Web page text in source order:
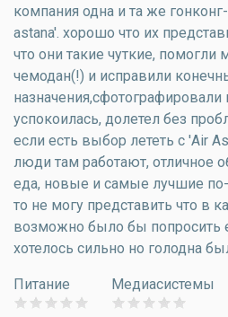
компания одна и та же
astana'. хорошо что их
что они такие чуткие,
чемодан(!) и исправили
успокоилась, долетел без
если есть выбор лететь с 'Air
люди там работают, отличное
еда, новые и самые лучшие
то не могу представить что в
возможно было бы попросить
хотелось сильно но голодна
Питание Медиасистемы